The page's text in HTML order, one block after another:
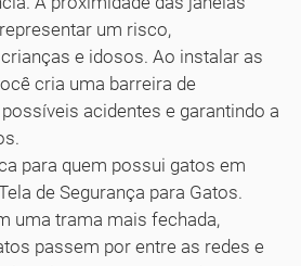
um risco,
e idosos. Ao instalar as
cria uma barreira de
acidentes e garantindo a
para quem possui gatos em
de Segurança para Gatos.
uma trama mais fechada,
passem por entre as redes e